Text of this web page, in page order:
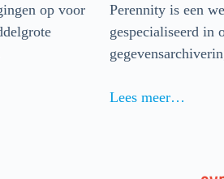
op voor
Perennity is een
gespecialiseerd in
Lees meer…